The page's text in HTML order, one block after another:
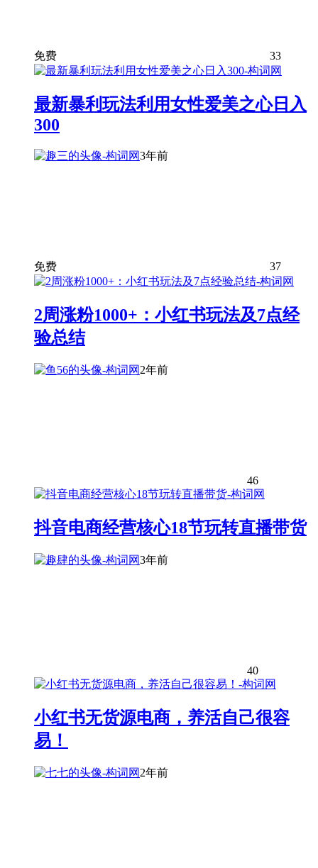
免费 33
最新暴利玩法利用女性爱美之心日入
300
3年前
免费 37
2周涨粉1000+：小红书玩法及7点经
验总结
2年前
46
抖音电商经营核心18节玩转直播带货
3年前
40
小红书无货源电商，养活自己很容
易！
2年前